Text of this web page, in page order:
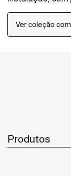
Ver coleção
Produtos